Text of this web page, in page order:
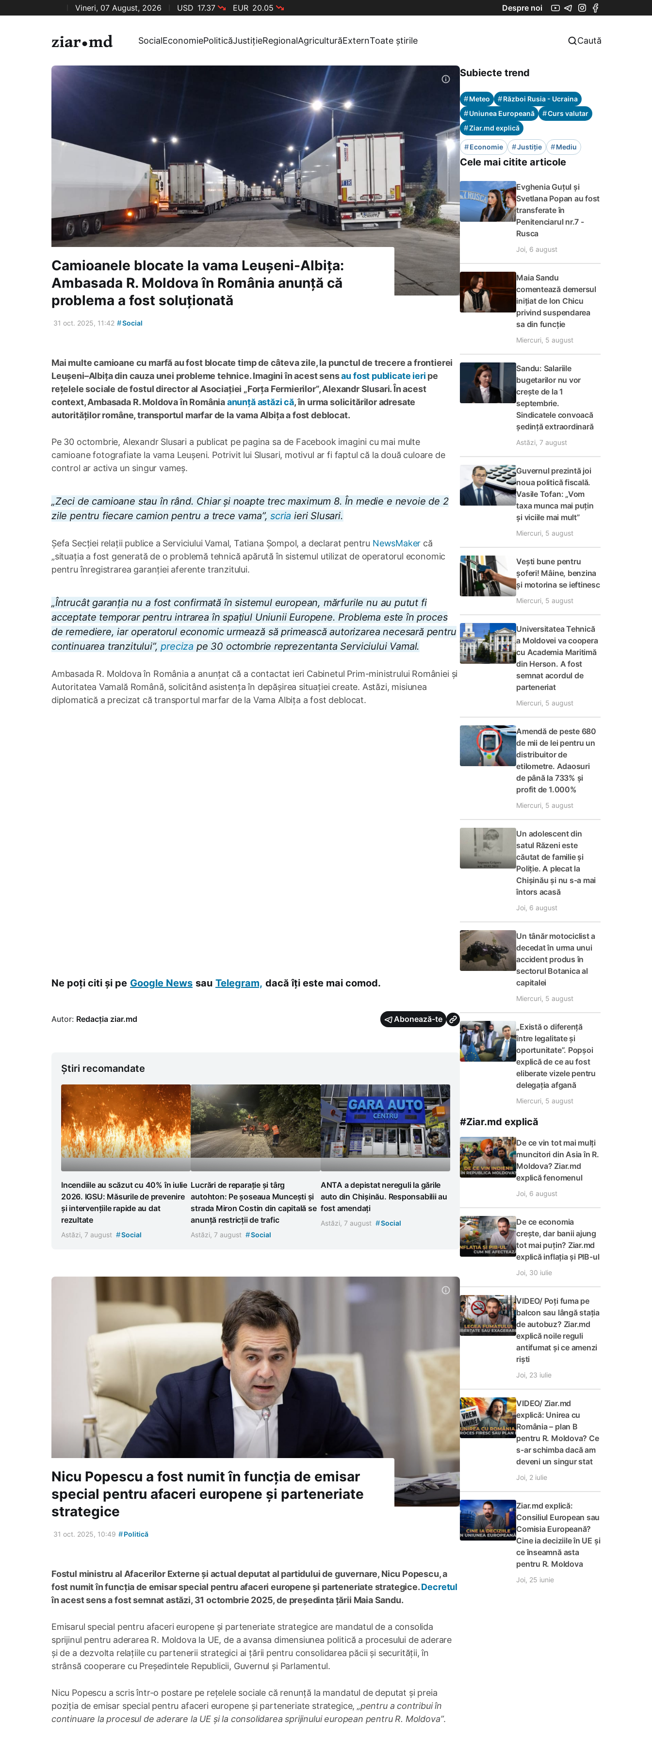
Vineri, 07 August, 2026 USD 17.37 EUR 20.05 Despre noi
SocialEconomiePoliticăJustițieRegionalAgriculturăExternToate știrile Caută
Camioanele blocate la vama Leușeni-Albița:
Ambasada R. Moldova în România anunță că
problema a fost soluționată
31 oct. 2025, 11:42 #Social
Mai multe camioane cu marfă au fost blocate timp de câteva zile, la punctul de trecere a frontierei
Leușeni–Albița din cauza unei probleme tehnice. Imagini în acest sensau fost publicate ieri pe
rețelele sociale de fostul director al Asociației „Forța Fermierilor”, Alexandr Slusari. În acest
context, Ambasada R. Moldova în Româniaanunță astăzi că, în urma solicitărilor adresate
autorităților române, transportul marfar de la vama Albița a fost deblocat.
Pe 30 octombrie, Alexandr Slusari a publicat pe pagina sa de Facebook imagini cu mai multe
camioane fotografiate la vama Leușeni. Potrivit lui Slusari, motivul ar fi faptul că la două culoare de
control ar activa un singur vameș.
„Zeci de camioane stau în rând. Chiar și noapte trec maximum 8. În medie e nevoie de 2
zile pentru fiecare camion pentru a trece vama”,scria ieri Slusari.
Șefa Secției relații publice a Serviciului Vamal, Tatiana Șompol, a declarat pentru NewsMaker că
„situația a fost generată de o problemă tehnică apărută în sistemul utilizat de operatorul economic
pentru înregistrarea garanției aferente tranzitului.
„Întrucât garanția nu a fost confirmată în sistemul european, mărfurile nu au putut fi
acceptate temporar pentru intrarea în spațiul Uniunii Europene. Problema este în proces
de remediere, iar operatorul economic urmează să primească autorizarea necesară pentru
continuarea tranzitului”,preciza pe 30 octombrie reprezentanta Serviciului Vamal.
Ambasada R. Moldova în România a anunțat că a contactat ieri Cabinetul Prim-ministrului României și
Autoritatea Vamală Română, solicitând asistența în depășirea situației create. Astăzi, misiunea
diplomatică a precizat că transportul marfar de la Vama Albița a fost deblocat.
Ne poți citi și pe Google News sau Telegram, dacă îți este mai comod.
Autor: Redacția ziar.md Abonează-te
Știri recomandate
Incendiile au scăzut cu 40% în iulie
2026. IGSU: Măsurile de prevenire
și intervențiile rapide au dat
rezultate
Astăzi, 7 august #Social
Lucrări de reparație și târg
autohton: Pe șoseaua Muncești și
strada Miron Costin din capitală se
anunță restricții de trafic
Astăzi, 7 august #Social
ANTA a depistat nereguli la gările
auto din Chișinău. Responsabilii au
fost amendați
Astăzi, 7 august #Social
Nicu Popescu a fost numit în funcția de emisar
special pentru afaceri europene și parteneriate
strategice
31 oct. 2025, 10:49 #Politică
Fostul ministru al Afacerilor Externe și actual deputat al partidului de guvernare, Nicu Popescu, a
fost numit în funcția de emisar special pentru afaceri europene și parteneriate strategice.Decretul
în acest sens a fost semnat astăzi, 31 octombrie 2025, de președinta țării Maia Sandu.
Emisarul special pentru afaceri europene și parteneriate strategice are mandatul de a consolida
sprijinul pentru aderarea R. Moldova la UE, de a avansa dimensiunea politică a procesului de aderare
și de a dezvolta relațiile cu partenerii strategici ai țării pentru consolidarea păcii și securității, în
strânsă cooperare cu Președintele Republicii, Guvernul și Parlamentul.
Nicu Popescu a scris într-o postare pe rețelele sociale că renunță la mandatul de deputat și preia
poziția de emisar special pentru afaceri europene și parteneriate strategice, „pentru a contribui în
continuare la procesul de aderare la UE și la consolidarea sprijinului european pentru R. Moldova”.
Subiecte trend
#Meteo #Război Rusia - Ucraina
#Uniunea Europeană #Curs valutar
#Ziar.md explică
#Economie #Justiție #Mediu
Cele mai citite articole
Evghenia Guțul și
Svetlana Popan au fost
transferate în
Penitenciarul nr.7 -
Rusca
Joi, 6 august
Maia Sandu
comentează demersul
inițiat de Ion Chicu
privind suspendarea
sa din funcție
Miercuri, 5 august
Sandu: Salariile
bugetarilor nu vor
crește de la 1
septembrie.
Sindicatele convoacă
ședință extraordinară
Astăzi, 7 august
Guvernul prezintă joi
noua politică fiscală.
Vasile Tofan: „Vom
taxa munca mai puțin
și viciile mai mult”
Miercuri, 5 august
Vești bune pentru
șoferi! Mâine, benzina
și motorina se ieftinesc
Miercuri, 5 august
Universitatea Tehnică
a Moldovei va coopera
cu Academia Maritimă
din Herson. A fost
semnat acordul de
parteneriat
Miercuri, 5 august
Amendă de peste 680
de mii de lei pentru un
distribuitor de
etilometre. Adaosuri
de până la 733% și
profit de 1.000%
Miercuri, 5 august
Un adolescent din
satul Răzeni este
căutat de familie și
Poliție. A plecat la
Chișinău și nu s-a mai
întors acasă
Joi, 6 august
Un tânăr motociclist a
decedat în urma unui
accident produs în
sectorul Botanica al
capitalei
Miercuri, 5 august
„Există o diferență
între legalitate și
oportunitate”. Popșoi
explică de ce au fost
eliberate vizele pentru
delegația afgană
Miercuri, 5 august
#Ziar.md explică
De ce vin tot mai mulți
muncitori din Asia în R.
Moldova? Ziar.md
explică fenomenul
Joi, 6 august
De ce economia
crește, dar banii ajung
tot mai puțin? Ziar.md
explică inflația și PIB-ul
Joi, 30 iulie
VIDEO/ Poți fuma pe
balcon sau lângă stația
de autobuz? Ziar.md
explică noile reguli
antifumat și ce amenzi
riști
Joi, 23 iulie
VIDEO/ Ziar.md
explică: Unirea cu
România – plan B
pentru R. Moldova? Ce
s-ar schimba dacă am
deveni un singur stat
Joi, 2 iulie
Ziar.md explică:
Consiliul European sau
Comisia Europeană?
Cine ia deciziile în UE și
ce înseamnă asta
pentru R. Moldova
Joi, 25 iunie